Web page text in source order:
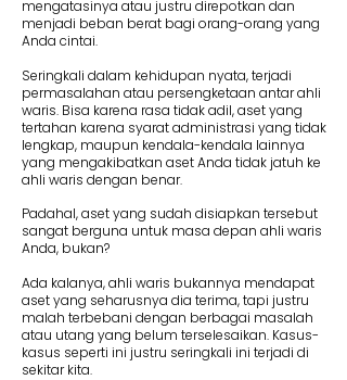
mengatasinya atau justru direpotkan dan
menjadi beban berat bagi orang-orang yang
Anda cintai.
Seringkali dalam kehidupan nyata, terjadi
permasalahan atau persengketaan antar ahli
waris. Bisa karena rasa tidak adil, aset yang
tertahan karena syarat administrasi yang tidak
lengkap, maupun kendala-kendala lainnya
yang mengakibatkan aset Anda tidak jatuh ke
ahli waris dengan benar.
Padahal, aset yang sudah disiapkan tersebut
sangat berguna untuk masa depan ahli waris
Anda, bukan?
Ada kalanya, ahli waris bukannya mendapat
aset yang seharusnya dia terima, tapi justru
malah terbebani dengan berbagai masalah
atau utang yang belum terselesaikan. Kasus-
kasus seperti ini justru seringkali ini terjadi di
sekitar kita.